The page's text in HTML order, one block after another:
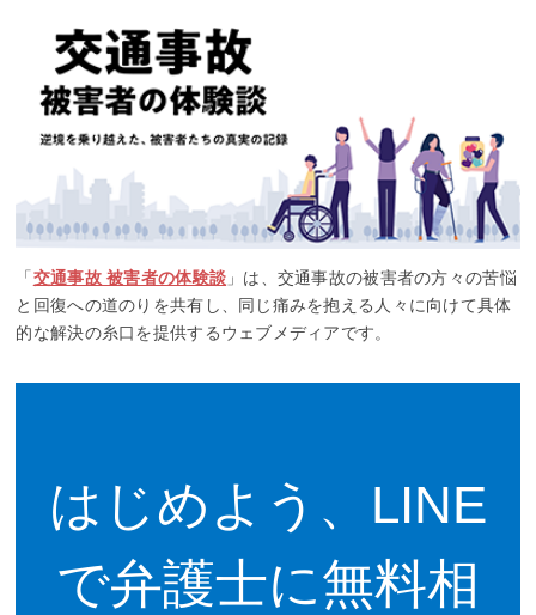
「交通事故 被害者の体験談 」は、​交通事故の​被害者の​方々の​苦悩
と​回復への​道のりを​共有し、同じ​痛みを​抱える​人々に​向けて具体
的な​解決の​糸口を​提供する​ウェブメディアです。​
はじめよう、LINE
で弁護士に無料相